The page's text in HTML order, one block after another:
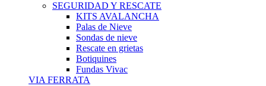
SEGURIDAD Y RESCATE
KITS AVALANCHA
Palas de Nieve
Sondas de nieve
Rescate en grietas
Botiquines
Fundas Vivac
VIA FERRATA